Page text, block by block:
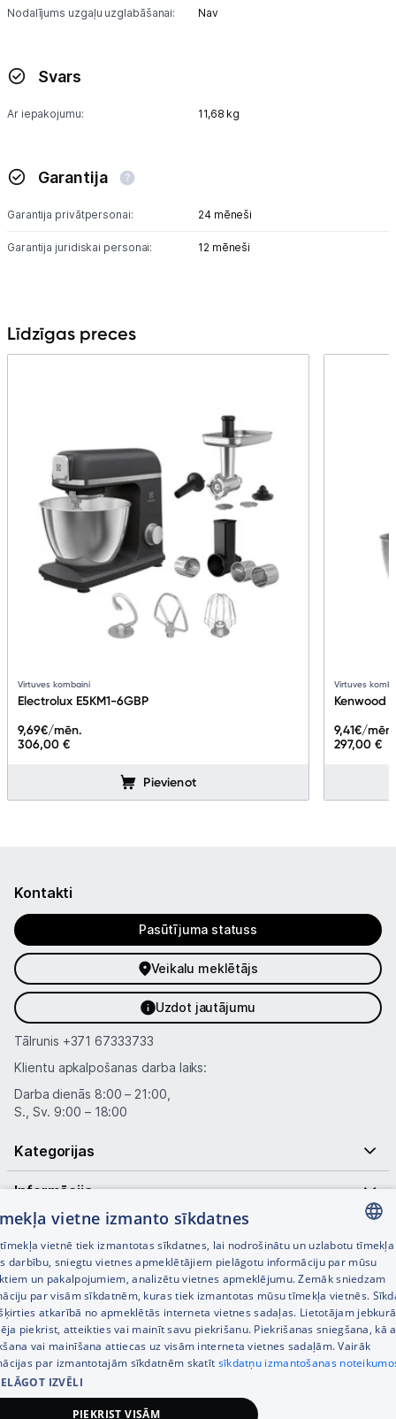
Nodalījums uzgaļu uzglabāšanai: Nav
Svars
Ar iepakojumu: 11,68 kg
Garantija
Garantija privātpersonai: 24 mēneši
Garantija juridiskai personai: 12 mēneši
Līdzīgas preces
Virtuves kombaini
Electrolux E5KM1-6GBP
306,00 €
9,69€/mēn.
Pievienot
Virtuves
Kenwood
297,00 €
9,41€/mēn.
Kontakti
Pasūtījuma statuss
Veikalu meklētājs
Uzdot jautājumu
Tālrunis +371 67333733
Klientu apkalpošanas darba laiks:
Darba dienās 8:00 – 21:00,
S., Sv. 9:00 – 18:00
Kategorijas
Informācija
Noderīgas saites
© SIA Tet 2026 -
LATVIAN
RUSSIAN
ENGLISH
vietne izmanto sīkdatnes
vietnē tiek izmantotas sīkdatnes, lai nodrošinātu un uzlabotu tīmekļa
darbību, sniegtu vietnes apmeklētājiem pielāgotu informāciju par mūsu
un pakalpojumiem, analizētu vietnes apmeklējumu. Zemāk sniedzam
par visām sīkdatnēm, kuras tiek izmantotas mūsu tīmekļa vietnēs.
atkarībā no apmeklētās interneta vietnes sadaļas. Lietotājam
piekrist, atteikties vai mainīt savu piekrišanu. Piekrišanas sniegšana, kā
vai mainīšana attiecas uz visām interneta vietnes sadaļām. Vairāk
par izmantotajām sīkdatnēm skatīt sīkdatņu izmantošanas
IZVĒLI
PIEKRIST VISĀM